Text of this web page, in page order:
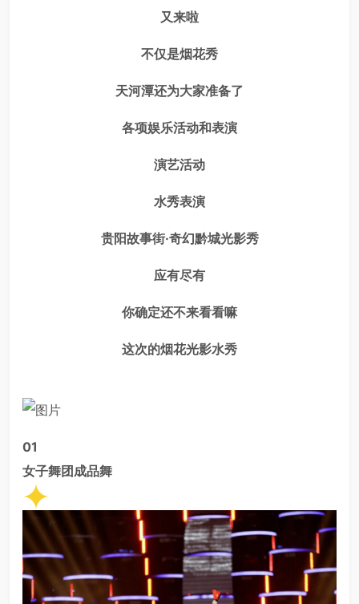
又来啦
不仅是烟花秀
天河潭还为大家准备了
各项娱乐活动和表演
演艺活动
水秀表演
贵阳故事街·奇幻黔城光影秀
应有尽有
你确定还不来看看嘛
这次的烟花光影水秀
01
女子舞团成品舞